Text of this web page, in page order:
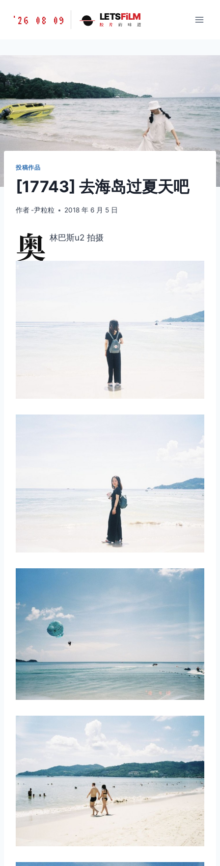
胶
味
LETSFILM
'26 08 09 LETSFiLM
胶 片 的 味 道
投稿作品
[17743] 去海岛过夏天吧
作者 -尹粒粒 2018 年 6 月 5 日
奥 林巴斯u2 拍摄